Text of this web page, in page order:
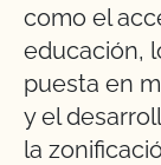
como el
educación,
puesta en
y el
la